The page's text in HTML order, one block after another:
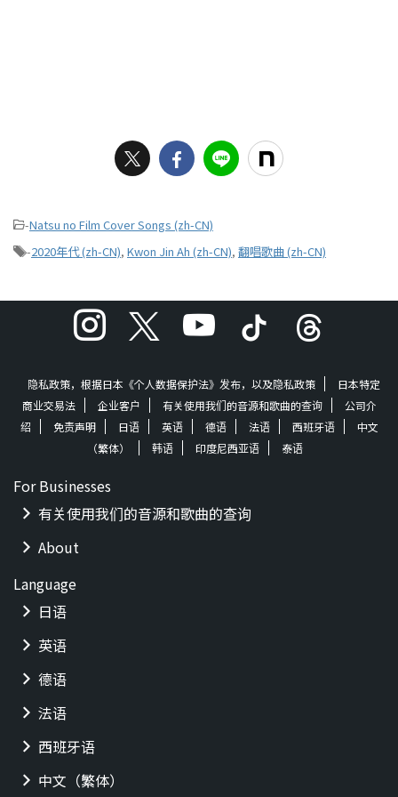
-Natsu no Film Cover Songs (zh-CN)
-2020年代 (zh-CN), Kwon Jin Ah (zh-CN), 翻唱歌曲 (zh-CN)
隐私政策，根据日本《个人数据保护法》发布，以及隐私政策
日本特定
商业交易法
企业客户 有关使用我们的音源和歌曲的查询
公司介
绍
免责声明 日语 英语 德语 法语 西班牙语
中文
（繁体）
韩语 印度尼西亚语 泰语
For Businesses
有关使用我们的音源和歌曲的查询
About
Language
日语
英语
德语
法语
西班牙语
中文（繁体）